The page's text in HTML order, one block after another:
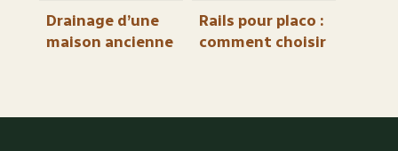
Drainage d’une
maison ancienne
Rails pour placo :
comment choisir